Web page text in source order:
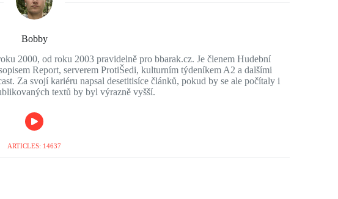
Bobby
2000, od roku 2003 pravidelně pro bbarak.cz. Je členem Hudební
Report, serverem ProtiŠedi, kulturním týdeníkem A2 a dalšími
Za svojí kariéru napsal desetitisíce článků, pokud by se ale počítaly i
textů by byl výrazně vyšší.
ARTICLES: 14637